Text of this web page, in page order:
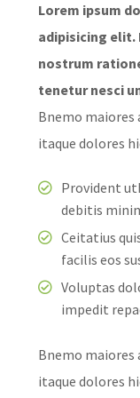
Lorem ipsum
adipisicing elit.
nostrum
tenetur nesci
Bnemo maiores
itaque dolores
Provident
debitis
Ceitatius
facilis eos
Voluptas
impedit
Bnemo maiores
itaque dolores